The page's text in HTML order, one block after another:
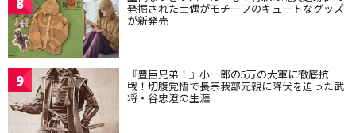
8 発掘された土偶がモチーフのキュートなグッズ
が新発売
9 『豊臣兄弟！』小一郎の5万の大軍に徹底抗
戦！切腹覚悟で長宗我部元親に降伏を迫った武
将・谷忠澄の生涯